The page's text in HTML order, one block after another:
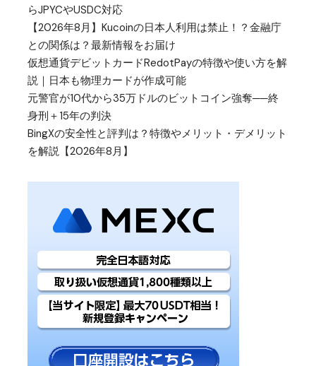
らJPYCやUSDC対応
【2026年8月】Kucoinの日本人利用は禁止！？金融庁
との関係は？最新情報をお届け
仮想通貨デビットカードRedotPayの特徴や使い方を解
説｜日本も物理カードが作成可能
元警官が10代から35万ドルのビットコイン強奪──終
身刑＋15年の判決
BingXの安全性と評判は？特徴やメリット・デメリット
を解説【2026年8月】